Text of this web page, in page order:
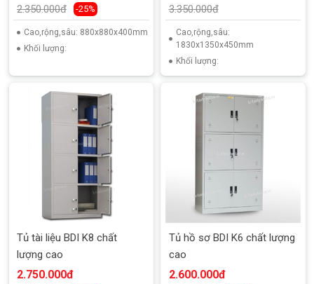
2.350.000đ -25%
Cao,rộng,sâu: 880x880x400mm
Khối lượng:
3.350.000đ
Cao,rộng,sâu:
1830x1350x450mm
Khối lượng:
Tủ tài liệu BDI K8 chất
lượng cao
2.750.000đ
Tủ hồ sơ BDI K6 chất lượng
cao
2.600.000đ